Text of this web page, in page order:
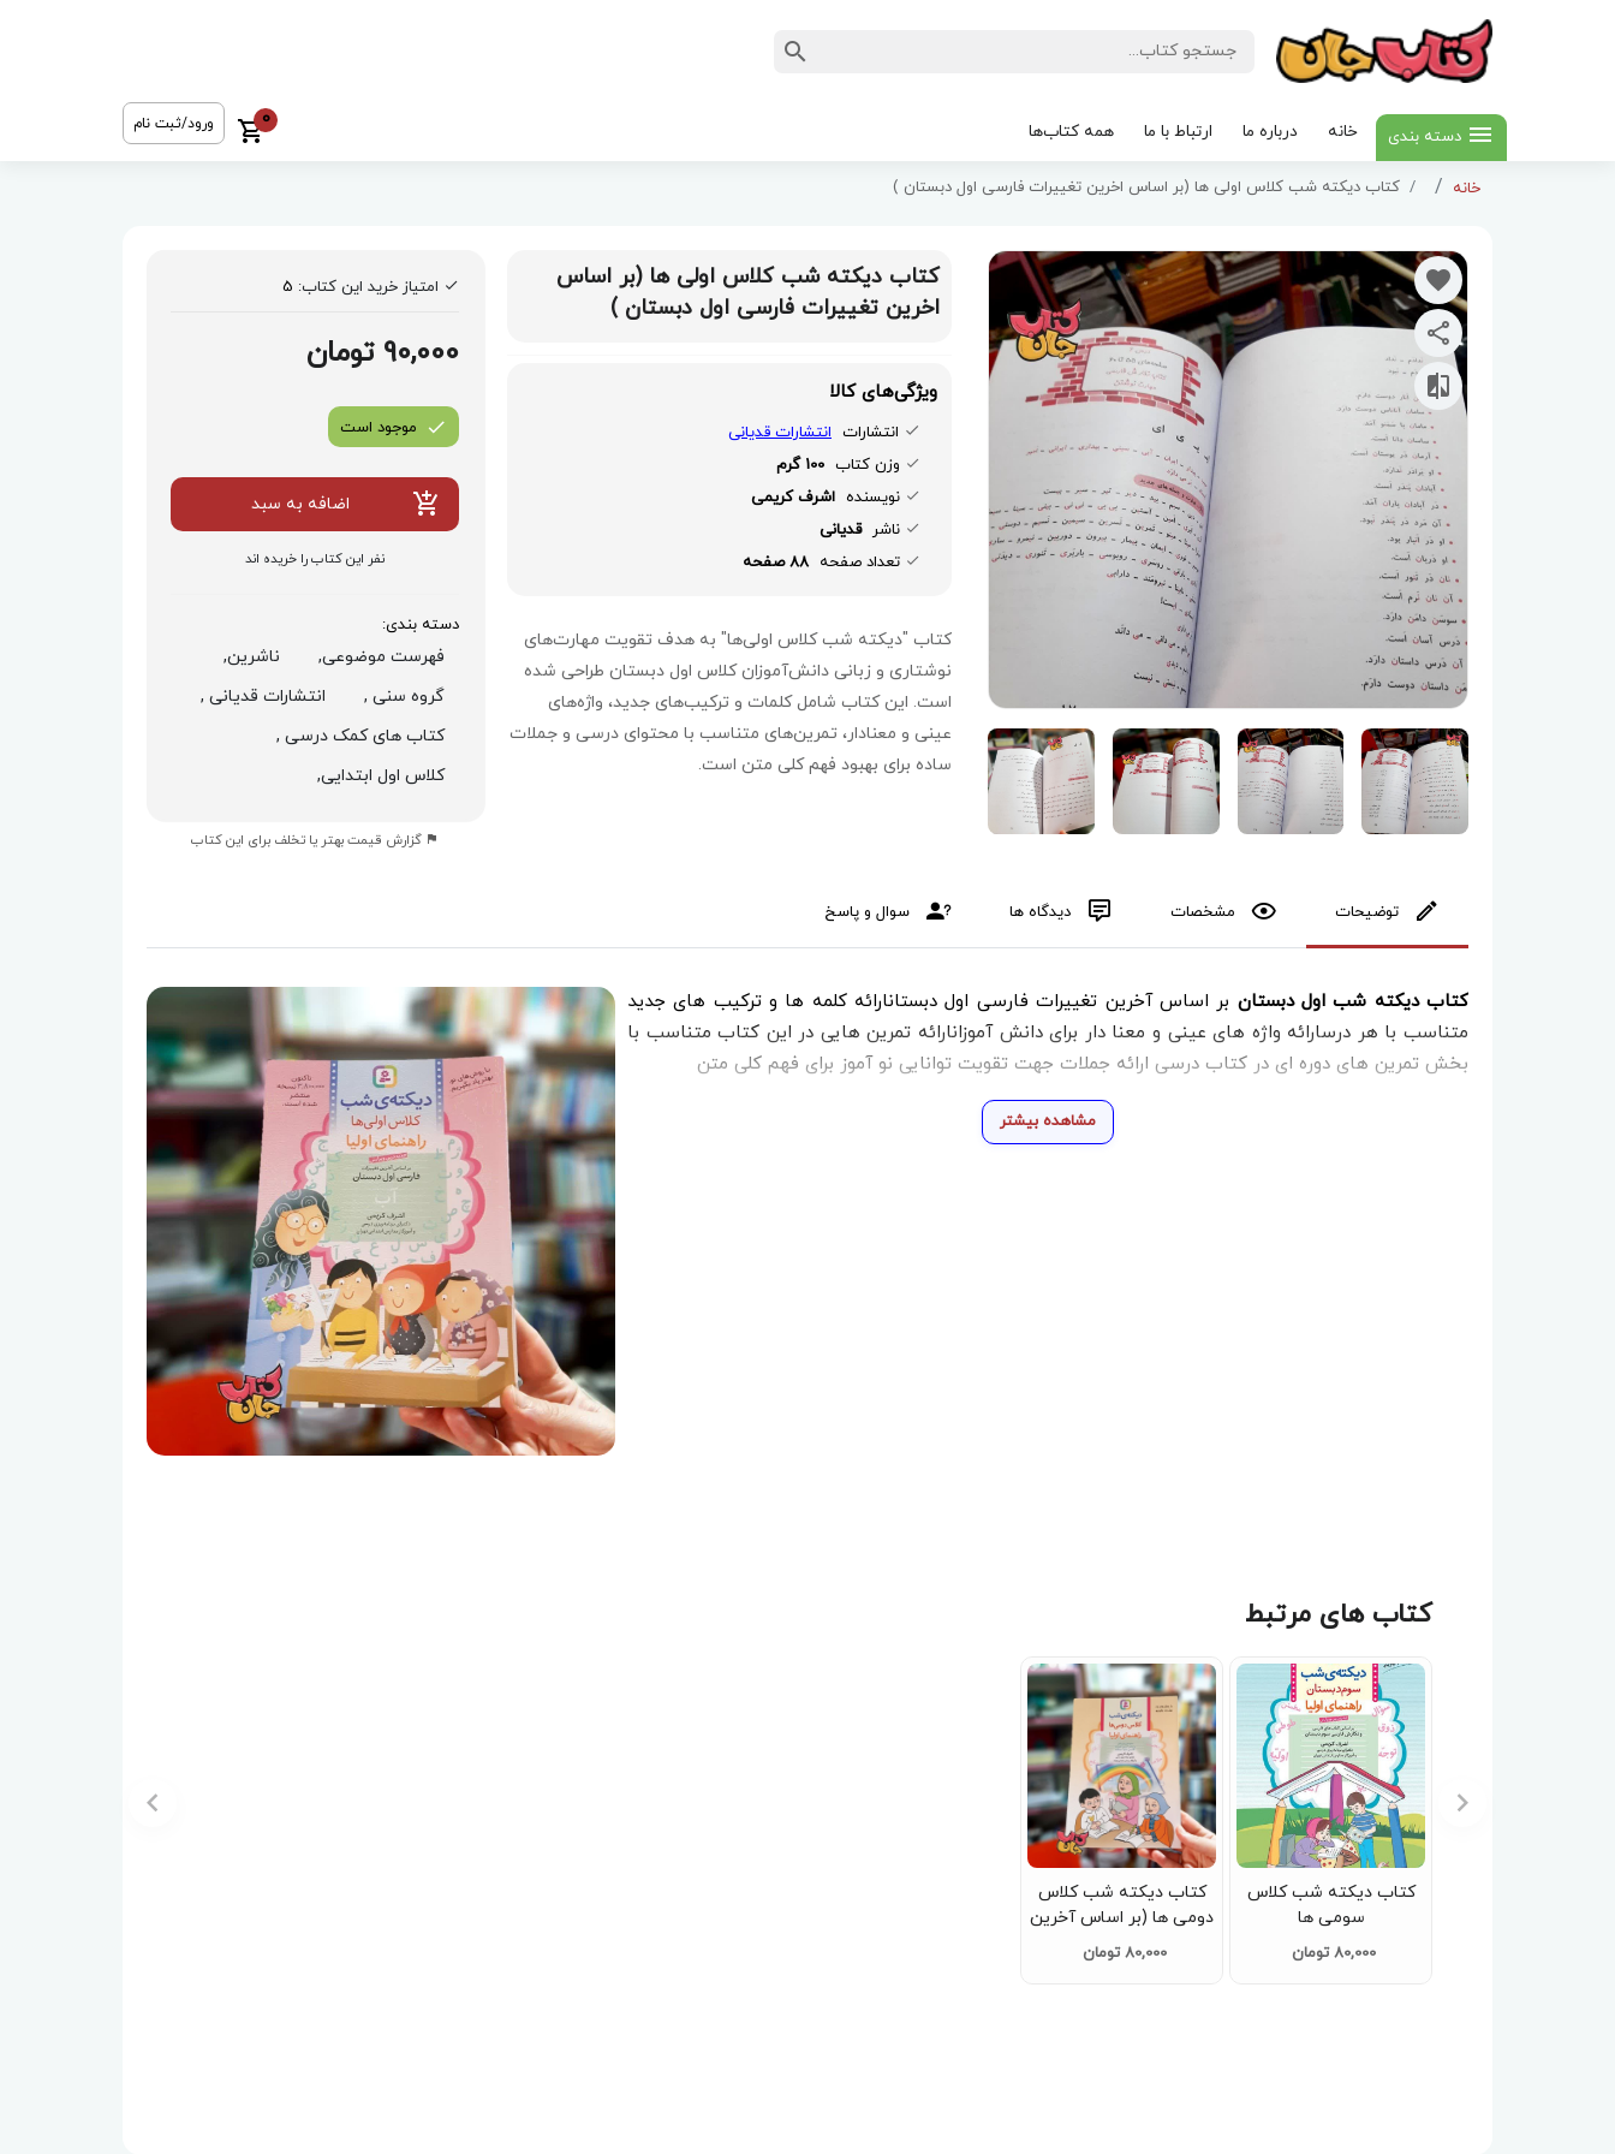
دسته بندی خانه درباره ما ارتباط با ما همه کتاب‌ها
0 ورود/ثبت نام
خانه کتاب دیکته شب کلاس اولی ها (بر اساس اخرین تغییرات فارسی اول دبستان )
کتاب دیکته شب کلاس اولی ها (بر اساس
اخرین تغییرات فارسی اول دبستان )
ویژگی‌های کالا
انتشارات انتشارات قدیانی
وزن کتاب 100 گرم
نویسنده اشرف کریمی
ناشر قدیانی
تعداد صفحه 88 صفحه
کتاب "دیکته شب کلاس اولی‌ها" به هدف تقویت مهارت‌های
نوشتاری و زبانی دانش‌آموزان کلاس اول دبستان طراحی شده
است. این کتاب شامل کلمات و ترکیب‌های جدید، واژه‌های
عینی و معنا‌دار، تمرین‌های متناسب با محتوای درسی و جملات
ساده برای بهبود فهم کلی متن است.
امتیاز خرید این کتاب: 5
90,000 تومان
موجود است
اضافه به سبد
نفر این کتاب را خریده اند
دسته بندی:
فهرست موضوعی,
ناشرین,
گروه سنی ,
انتشارات قدیانی ,
کتاب های کمک درسی ,
کلاس اول ابتدایی,
گزارش قیمت بهتر یا تخلف برای این کتاب
توضیحات مشخصات دیدگاه ها سوال و پاسخ
کتاب دیکته شب اول دبستان بر اساس آخرین تغییرات فارسی اول دبستانارائه کلمه ها و ترکیب های جدید
متناسب با هر درسارائه واژه های عینی و معنا دار برای دانش آموزانارائه تمرین هایی در این کتاب متناسب با
بخش تمرین های دوره ای در کتاب درسی ارائه جملات جهت تقویت توانایی نو آموز برای فهم کلی متن
مشاهده بیشتر
کتاب های مرتبط
کتاب دیکته شب کلاس
سومی ها
80,000 تومان
کتاب دیکته شب کلاس
دومی ها (بر اساس آخرین
تغییرات فارسی دوم
80,000 تومان